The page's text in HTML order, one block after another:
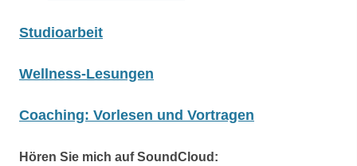
Studioarbeit
Wellness-Lesungen
Coaching: Vorlesen und Vortragen
Hören Sie mich auf SoundCloud: